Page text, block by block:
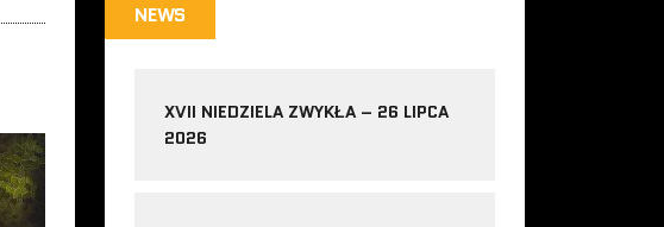
NEWS
XVII NIEDZIELA ZWYKŁA – 26 LIPCA
2026